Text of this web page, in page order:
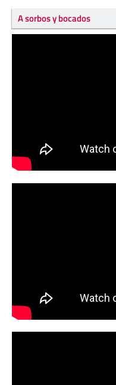
A sorbos y bocados